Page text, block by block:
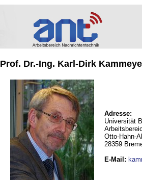
Prof. Dr.-Ing. Karl-Dirk
Adresse:
Universität
Otto-Hahn-
28359
E-Mail :